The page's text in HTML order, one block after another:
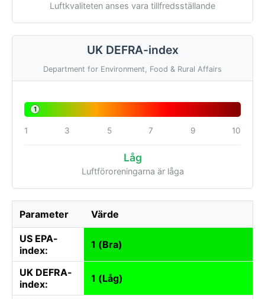
Luftkvaliteten anses vara tillfredsställande
UK DEFRA-index
Department for Environment, Food & Rural Affairs
1
1 3 5 7 9 10
Låg
Luftföroreningarna är låga
Parameter Värde
US EPA-
index:
1 (Bra)
UK DEFRA-
index:
1 (Låg)